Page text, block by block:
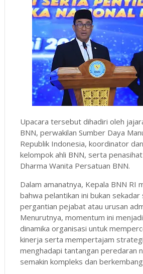
Upacara tersebut dihadiri oleh
BNN, perwakilan Sumber Daya
Republik Indonesia, koordinator
kelompok ahli BNN, serta
Dharma Wanita Persatuan BNN.
Dalam amanatnya, Kepala BNN RI
bahwa pelantikan ini bukan sekadar
pergantian pejabat atau urusan
Menurutnya, momentum ini
dinamika organisasi untuk
kinerja serta mempertajam
menghadapi tantangan peredaran
semakin kompleks dan